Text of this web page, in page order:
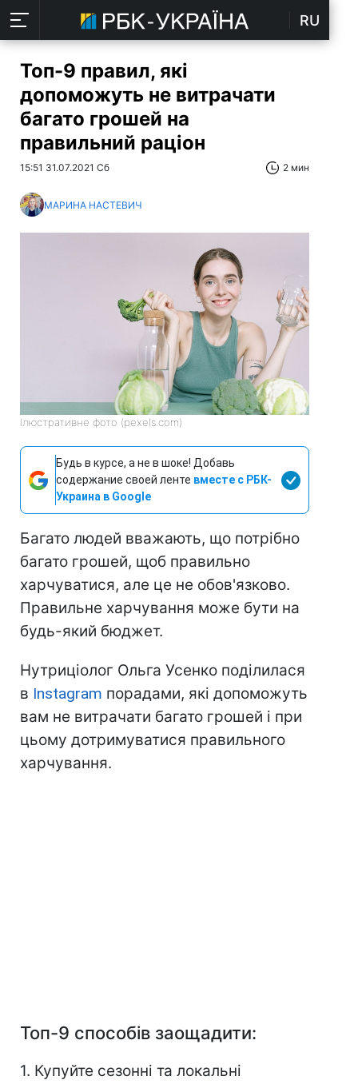
RU
Топ-9 правил, які
допоможуть не витрачати
багато грошей на
правильний раціон
15:51 31.07.2021 Сб 2 мин
МАРИНА НАСТЕВИЧ
Ілюстративне фото (pexels.com)
Будь в курсе, а не в шоке! Добавь
содержание своей ленте вместе с РБК-
Украина в Google
Багато людей вважають, що потрібно
багато грошей, щоб правильно
харчуватися, але це не обов'язково.
Правильне харчування може бути на
будь-який бюджет.
Нутриціолог Ольга Усенко поділилася
в Instagram порадами, які допоможуть
вам не витрачати багато грошей і при
цьому дотримуватися правильного
харчування.
Топ-9 способів заощадити:
1. Купуйте сезонні та локальні